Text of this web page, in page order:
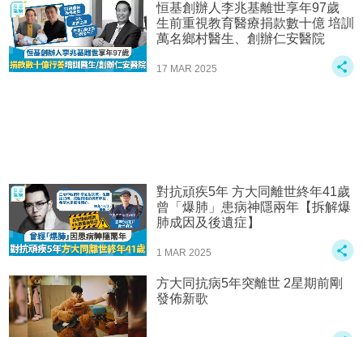
恒基創辦人李兆基離世享年97歲
生前重視教育醫療捐款數十億 培訓
萬名鄉村醫生、創辦仁安醫院
17 MAR 2025
對抗頑疾5年 方大同離世終年41歲
曾「爆肺」患病神隱兩年【拆解爆
肺成因及後遺症】
1 MAR 2025
方大同抗病5年突離世 2星期前剛
發佈新歌